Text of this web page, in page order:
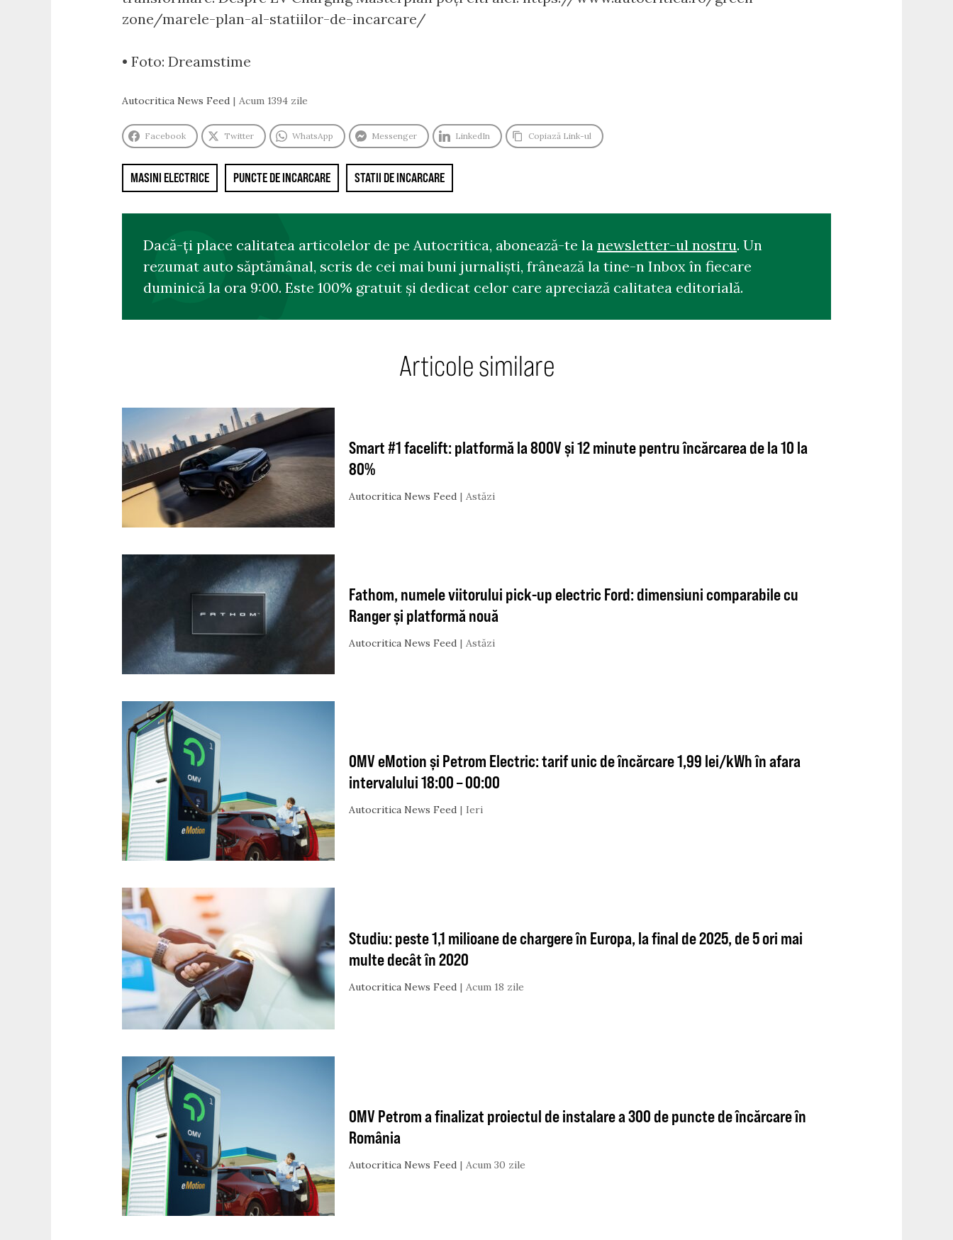
zone/marele-plan-al-statiilor-de-incarcare/
• Foto: Dreamstime
Autocritica News Feed Acum 1394 zile
Facebook Twitter WhatsApp Messenger LinkedIn Copiază Link-ul
MASINI ELECTRICE PUNCTE DE INCARCARE STATII DE INCARCARE
Dacă-ți place calitatea articolelor de pe Autocritica, abonează-te la newsletter-ul nostru. Un
rezumat auto săptămânal, scris de cei mai buni jurnaliști, frânează la tine-n Inbox în fiecare
duminică la ora 9:00. Este 100% gratuit și dedicat celor care apreciază calitatea editorială.
Articole similare
Smart #1 facelift: platformă la 800V și 12 minute pentru încărcarea de la 10 la
80%
Autocritica News Feed Astăzi
Fathom, numele viitorului pick-up electric Ford: dimensiuni comparabile cu
Ranger și platformă nouă
Autocritica News Feed Astăzi
OMV eMotion și Petrom Electric: tarif unic de încărcare 1,99 lei/kWh în afara
intervalului 18:00 – 00:00
Autocritica News Feed Ieri
Studiu: peste 1,1 milioane de chargere în Europa, la final de 2025, de 5 ori mai
multe decât în 2020
Autocritica News Feed Acum 18 zile
OMV Petrom a finalizat proiectul de instalare a 300 de puncte de încărcare în
România
Autocritica News Feed Acum 30 zile